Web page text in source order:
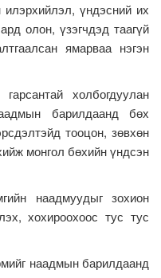
үндэсний их
олон, үзэгчдэд таагүй
ямарваа нэгэн
холбогдуулан
барилдаанд бөх
тооцон, зөвхөн
монгол бөхийн үндсэн
наадмуудыг зохион
хохироохоос тус тус
наадмын барилдаанд